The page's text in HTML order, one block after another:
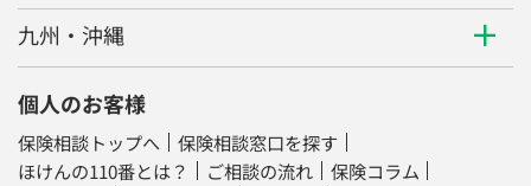
九州・沖縄
個人のお客様
保険相談トップへ
保険相談窓口を探す
ほけんの110番とは？
ご相談の流れ
保険コラム